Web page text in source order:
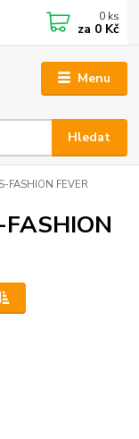
Menu
Hledat
0 ks
za 0 Kč
FASHION FEVER